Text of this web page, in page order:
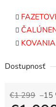
Dostupnosť
€1 299 –15